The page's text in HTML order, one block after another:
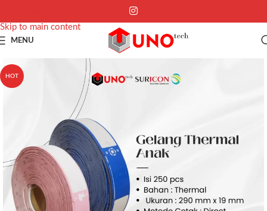
Skip to main content
MENU
HOT